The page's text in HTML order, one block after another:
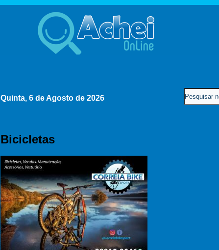
Quinta, 6 de Agosto de 2026
Bicicletas